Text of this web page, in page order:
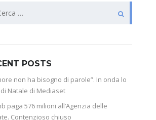
POSTS
non ha bisogno di parole”. In onda lo
Natale di Mediaset
paga 576 milioni all’Agenzia delle
Contenzioso chiuso